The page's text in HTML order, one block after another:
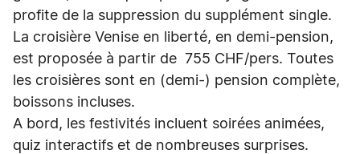
profite de la suppression du supplément single.
La croisière Venise en liberté, en demi-pension,
est proposée à partir de 755 CHF/pers. Toutes
les croisières sont en (demi-) pension complète,
boissons incluses.
A bord, les festivités incluent soirées animées,
quiz interactifs et de nombreuses surprises.